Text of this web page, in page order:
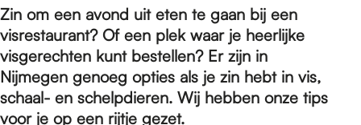
o
m
Zin om een avond uit eten te gaan bij een
visrestaurant? Of een plek waar je heerlijke
visgerechten kunt bestellen? Er zijn in
Nijmegen genoeg opties als je zin hebt in vis,
schaal- en schelpdieren. Wij hebben onze tips
voor je op een rijtje gezet.